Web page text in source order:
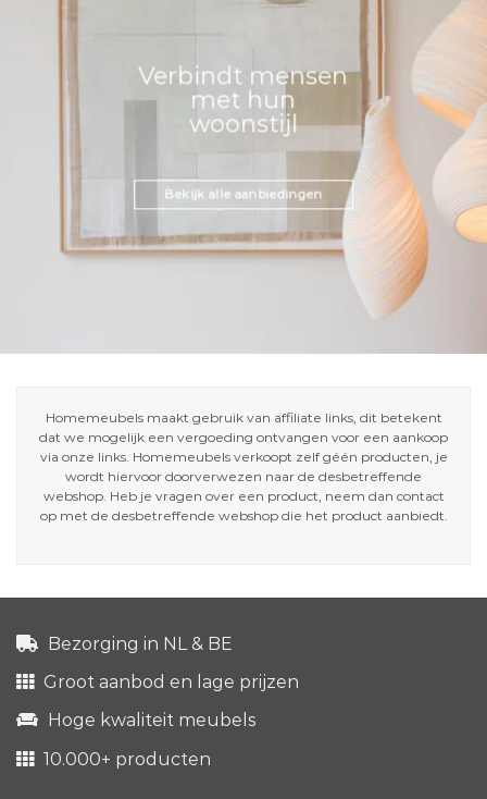
Verbindt mensen
met hun
woonstijl
Bekijk alle aanbiedingen
Homemeubels maakt gebruik van affiliate links, dit betekent
dat we mogelijk een vergoeding ontvangen voor een aankoop
via onze links. Homemeubels verkoopt zelf géén producten, je
wordt hiervoor doorverwezen naar de desbetreffende
webshop. Heb je vragen over een product, neem dan contact
op met de desbetreffende webshop die het product aanbiedt.
Bezorging in NL & BE
Groot aanbod en lage prijzen
Hoge kwaliteit meubels
10.000+ producten